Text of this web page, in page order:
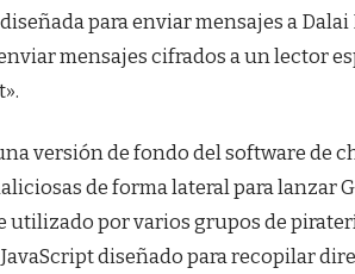
para enviar mensajes a Dalai
mensajes cifrados a un lector
versión de fondo del software de
de forma lateral para lanzar
utilizado por varios grupos de
diseñado para recopilar